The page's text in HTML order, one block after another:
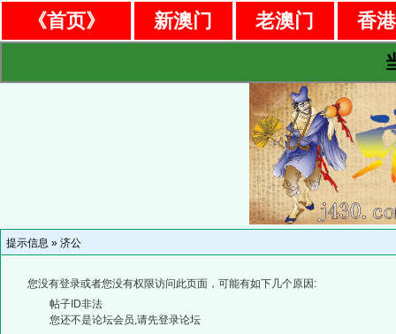
《首页》 新澳门 老澳门
香
提示信息 » 济公
您没有登录或者您没有权限访问此页面，可能有如下几个原因:
帖子ID非法
您还不是论坛会员,请先登录论坛